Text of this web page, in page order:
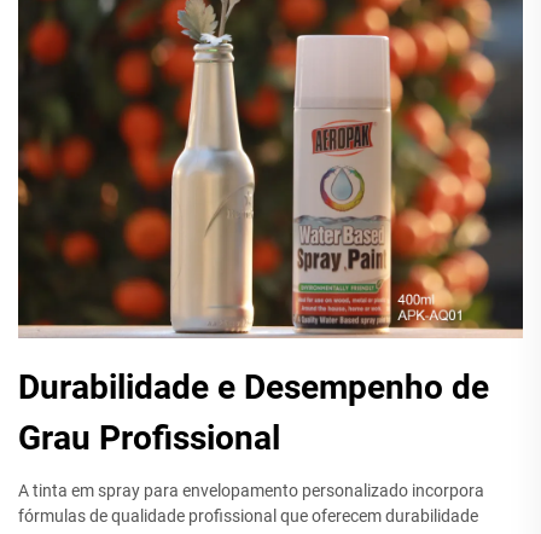
Durabilidade e Desempenho de
Grau Profissional
A tinta em spray para envelopamento personalizado incorpora
fórmulas de qualidade profissional que oferecem durabilidade